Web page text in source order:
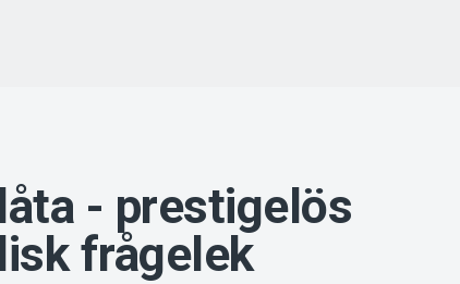
- prestigelös
frågelek